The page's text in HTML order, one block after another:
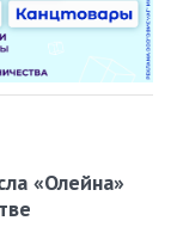
«Олейна»